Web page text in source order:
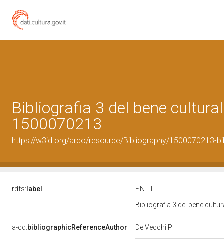
Bibliografia 3 del bene
1500070213
https://w3id.org/arco/resource/Bibliography/1500070213-
rdfs: label EN
IT
Bibliografia 3 del bene
a-cd:bibliographicReferenceAuthor De Vecchi P